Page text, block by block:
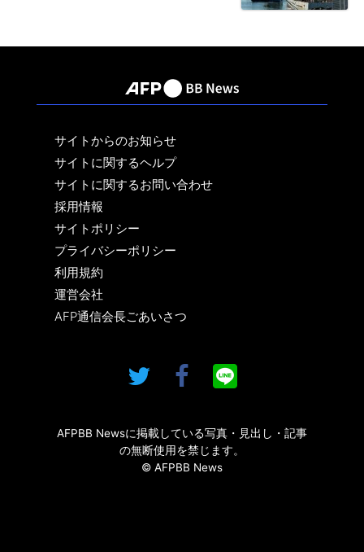
サイトからのお知らせ
サイトに関するヘルプ
サイトに関するお問い合わせ
採用情報
サイトポリシー
プライバシーポリシー
利用規約
運営会社
AFP通信会長ごあいさつ
AFPBB Newsに掲載している写真・見出し・記事
の無断使用を禁じます。
© AFPBB News